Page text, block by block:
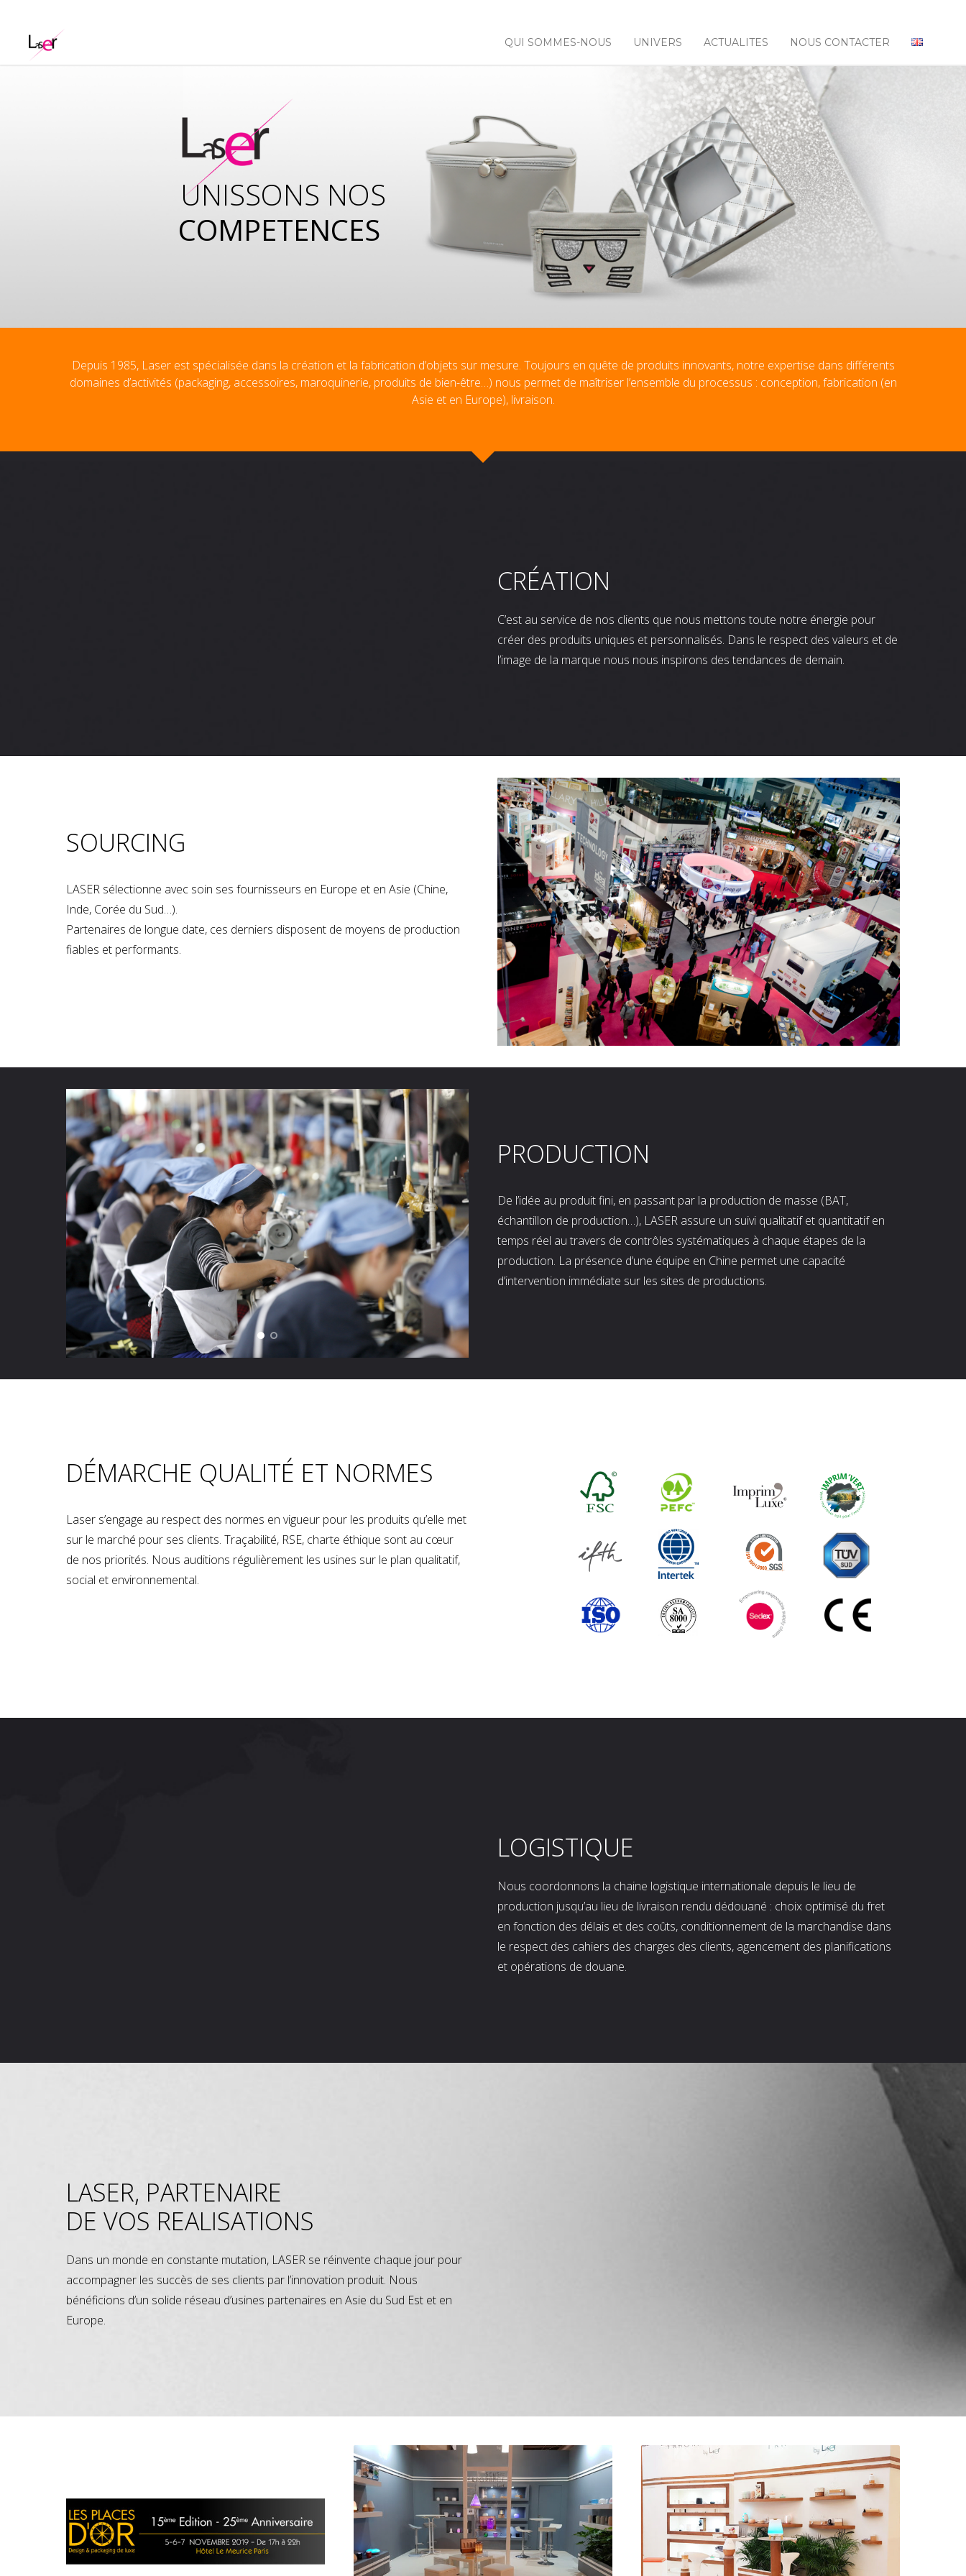
QUI SOMMES-NOUS UNIVERS ACTUALITES NOUS CONTACTER
COMPETENCES
UNISSONS NOS
Depuis 1985, Laser est spécialisée dans la création et la fabrication d’objets sur mesure. Toujours en quête de produits innovants, notre expertise dans différents
domaines d’activités (packaging, accessoires, maroquinerie, produits de bien-être…) nous permet de maîtriser l’ensemble du processus : conception, fabrication (en
Asie et en Europe), livraison.
CRÉATION
C’est au service de nos clients que nous mettons toute notre énergie pour
créer des produits uniques et personnalisés. Dans le respect des valeurs et de
l’image de la marque nous nous inspirons des tendances de demain.
SOURCING
LASER sélectionne avec soin ses fournisseurs en Europe et en Asie (Chine,
Inde, Corée du Sud…).
Partenaires de longue date, ces derniers disposent de moyens de production
fiables et performants.
PRODUCTION
De l’idée au produit fini, en passant par la production de masse (BAT,
échantillon de production…), LASER assure un suivi qualitatif et quantitatif en
temps réel au travers de contrôles systématiques à chaque étapes de la
production. La présence d’une équipe en Chine permet une capacité
d’intervention immédiate sur les sites de productions.
DÉMARCHE QUALITÉ ET NORMES
Laser s’engage au respect des normes en vigueur pour les produits qu’elle met
sur le marché pour ses clients. Traçabilité, RSE, charte éthique sont au cœur
de nos priorités. Nous auditions régulièrement les usines sur le plan qualitatif,
social et environnemental.
LOGISTIQUE
Nous coordonnons la chaine logistique internationale depuis le lieu de
production jusqu’au lieu de livraison rendu dédouané : choix optimisé du fret
en fonction des délais et des coûts, conditionnement de la marchandise dans
le respect des cahiers des charges des clients, agencement des planifications
et opérations de douane.
LASER, PARTENAIRE
DE VOS REALISATIONS
Dans un monde en constante mutation, LASER se réinvente chaque jour pour
accompagner les succès de ses clients par l’innovation produit. Nous
bénéficions d’un solide réseau d’usines partenaires en Asie du Sud Est et en
Europe.